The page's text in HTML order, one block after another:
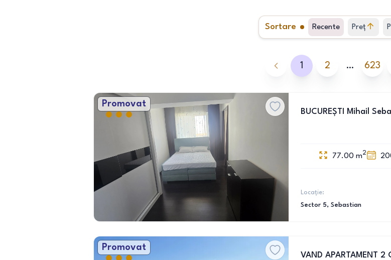
Sortare Recente Preț
crescător
1 2 … 623
Promovat
BUCUREȘTI Mihail
77.00 m2
Locație:
Sector 5, Sebastian
Promovat
VAND APARTAMENT 2